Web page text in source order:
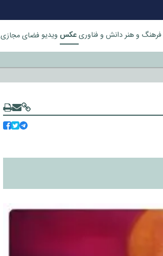
فرهنگ و هنردانش و فناوریعکس ویدیوفضای مجازی